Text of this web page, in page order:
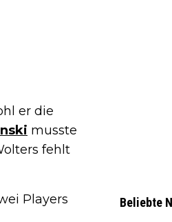
er die
musste
fehlt
Players
Beliebte